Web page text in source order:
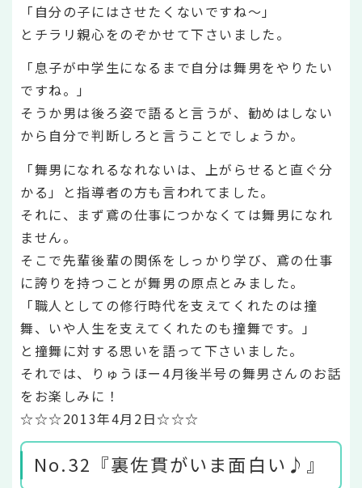
「自分の子にはさせたくないですね～」
とチラリ親心をのぞかせて下さいました。
「息子が中学生になるまで自分は舞男をやりたい
ですね。」
そうか男は後ろ姿で語ると言うが、勧めはしない
から自分で判断しろと言うことでしょうか。
「舞男になれるなれないは、上がらせると直ぐ分
かる」と指導者の方も言われてました。
それに、まず鳶の仕事につかなくては舞男になれ
ません。
そこで先輩後輩の関係をしっかり学び、鳶の仕事
に誇りを持つことが舞男の原点とみました。
「職人としての修行時代を支えてくれたのは撞
舞、いや人生を支えてくれたのも撞舞です。」
と撞舞に対する思いを語って下さいました。
それでは、りゅうほー4月後半号の舞男さんのお話
をお楽しみに！
☆☆☆2013年4月2日☆☆☆
No.32『裏佐貫がいま面白い♪』